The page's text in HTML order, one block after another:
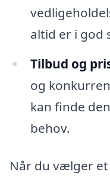
altid er i god
Tilbud og
og
kan finde
behov.
Når du vælger